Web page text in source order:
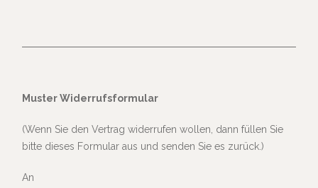
Muster Widerrufsformular
(Wenn Sie den Vertrag widerrufen wollen, dann füllen Sie
bitte dieses Formular aus und senden Sie es zurück.)
An